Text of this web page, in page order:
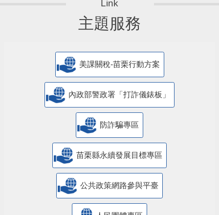
主題服務
美課關稅-苗栗行動方案
內政部警政署「打詐儀錶板」
防詐騙專區
苗栗縣永續發展目標專區
公共政策網路參與平臺